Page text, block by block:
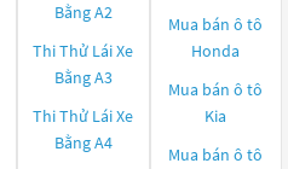
Bằng A2
Thi Thử Lái Xe
Bằng A3
Thi Thử Lái Xe
Bằng A4
Mua bán ô tô
Honda
Mua bán ô tô
Kia
Mua bán ô tô